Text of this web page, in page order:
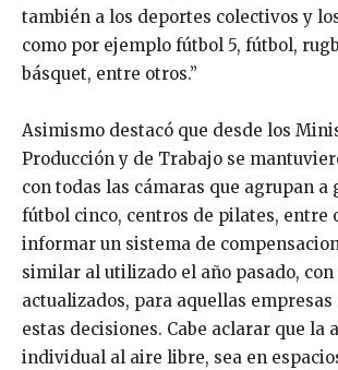
también a los deportes colectivos y
como por ejemplo fútbol 5, fútbol,
básquet, entre otros.”
Asimismo destacó que desde los
Producción y de Trabajo se
con todas las cámaras que agrupan a
fútbol cinco, centros de pilates, entre
informar un sistema de
similar al utilizado el año pasado, con
actualizados, para aquellas
estas decisiones. Cabe aclarar que la
individual al aire libre, sea en